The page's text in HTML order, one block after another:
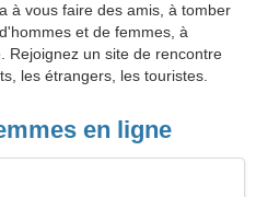
à vous faire des amis, à tomber
et de femmes, à
Rejoignez un site de rencontre
les étrangers, les touristes.
en ligne